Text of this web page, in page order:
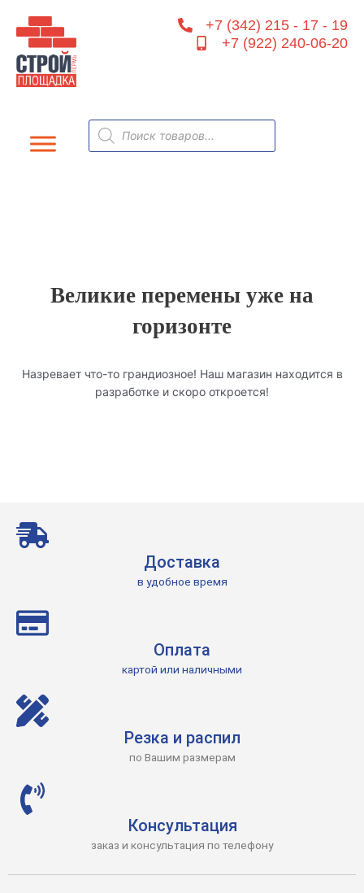
содержимому
+7 (342) 215 - 17 - 19
+7 (922) 240-06-20
Поиск
товаров
Великие перемены уже на
горизонте
Назревает что-то грандиозное! Наш магазин находится в
разработке и скоро откроется!
Доставка
в удобное время
Оплата
картой или наличными
Резка и распил
по Вашим размерам
Консультация
заказ и консультация по телефону